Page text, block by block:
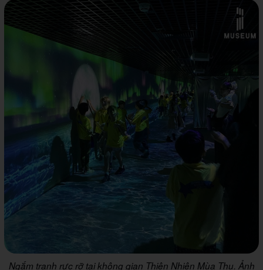
Ngắm tranh rực rỡ tại không gian Thiên Nhiên Mùa Thu. Ảnh